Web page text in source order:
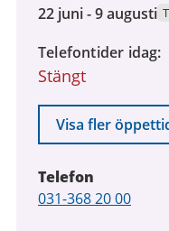
22
2026
till
augusti
2026
22 juni - 9 augusti
Telefontider idag
Stängt
Visa fler
Telefon
Telefon
031-368 20 00